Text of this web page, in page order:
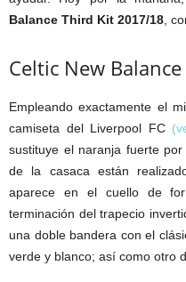
Balance Third Kit 2017/18 ,
Celtic New
Empleando exactamente el
camiseta del Liverpool FC
sustituye el naranja fuerte
de la casaca están
aparece en el cuello de
terminación del trapecio
una doble bandera con el
verde y blanco; así como otro